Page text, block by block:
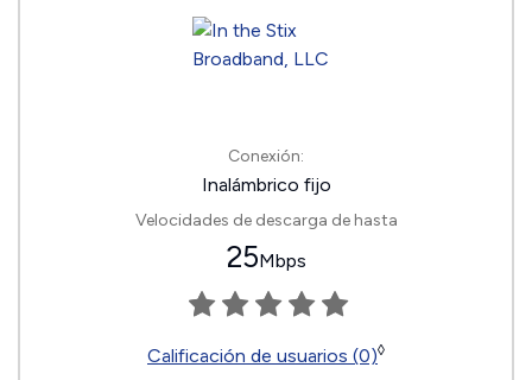
Conexión:
Inalámbrico fijo
Velocidades de descarga de hasta
25Mbps
Calificación de usuarios (0)◊